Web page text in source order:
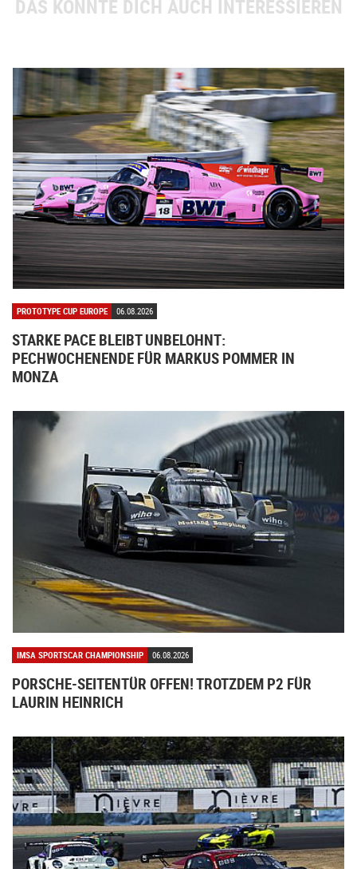
DAS KÖNNTE DICH AUCH INTERESSIEREN
PROTOTYPE CUP EUROPE 06.08.2026
STARKE PACE BLEIBT UNBELOHNT:
PECHWOCHENENDE FÜR MARKUS POMMER IN
MONZA
IMSA SPORTSCAR CHAMPIONSHIP 06.08.2026
PORSCHE-SEITENTÜR OFFEN! TROTZDEM P2 FÜR
LAURIN HEINRICH